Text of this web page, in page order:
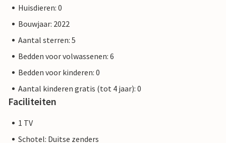
Huisdieren: 0
Bouwjaar: 2022
Aantal sterren: 5
Bedden voor volwassenen: 6
Bedden voor kinderen: 0
Aantal kinderen gratis (tot 4 jaar): 0
Faciliteiten
1 TV
Schotel: Duitse zenders